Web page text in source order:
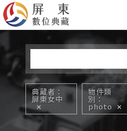
展覽
關於我們
Jump to Main
您在這裡
典藏者
屏東女中
物件類
別
photo